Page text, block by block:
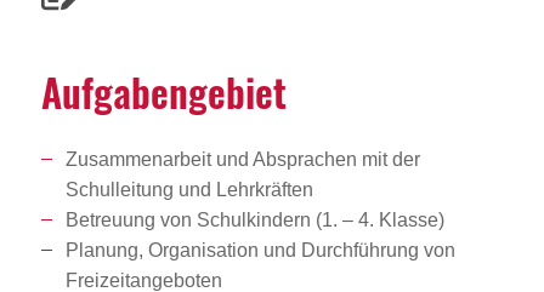
Aufga­ben­ge­biet
Zusammenarbeit und Absprachen mit der
Schulleitung und Lehrkräften
Betreuung von Schulkindern (1. – 4. Klasse)
Planung, Organisation und Durchführung von
Freizeitangeboten